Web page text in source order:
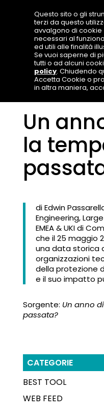
Un
la
di Edwin
Engineering,
EMEA & UKI di
che il 25 maggio
una data storica
organizzazioni
della protezione
e il suo impatto
Sorgente: Un anno
passata?
CATEGORIE
BEST TOOL
WEB FEED
Questo sito o gli
terzi da questo
avvalgono di cookie
necessari al
ed utili alle finalità
Se vuoi saperne di
tutti o ad alcuni
policy. Chiudendo
Accetta Cookie o
in altra maniera,